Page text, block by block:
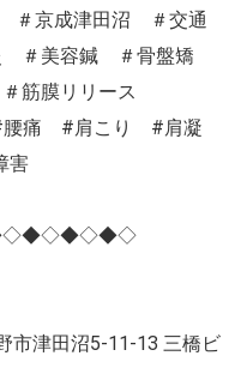
京成津田沼 ＃交通
＃美容鍼 ＃骨盤矯
筋膜リリース
痛 #肩こり #肩凝
害
市津田沼5-11-13 三橋ビ